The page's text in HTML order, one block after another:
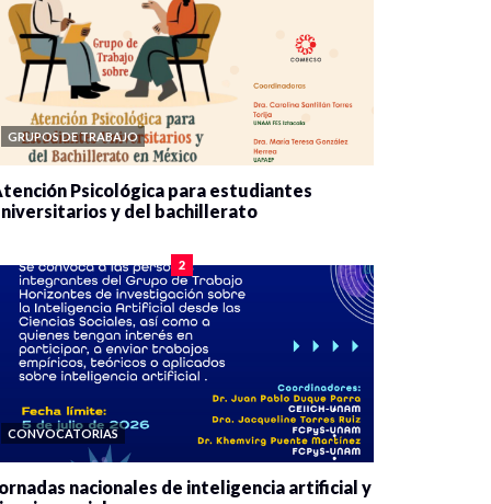
GRUPOS DE TRABAJO
Psicológica para estudiantes
y del bachillerato
2
CONVOCATORIAS
nacionales de inteligencia artificial y